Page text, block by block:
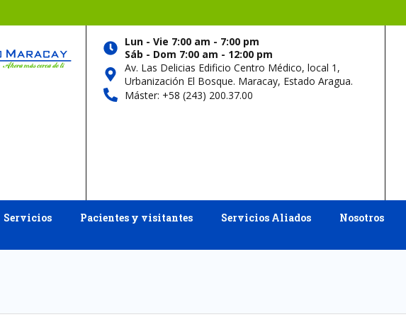
Lun - Vie 7:00 am - 7:00 pm
Sáb - Dom 7:00 am - 12:00 pm
Av. Las Delicias Edificio Centro Médico, local 1,
Urbanización El Bosque. Maracay, Estado Aragua.
Máster: +58 (243) 200.37.00
Servicios Pacientes y visitantes Servicios Aliados Nosotros